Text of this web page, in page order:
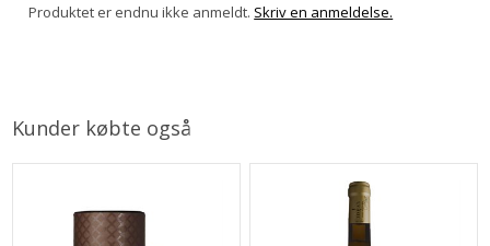
Produktet er endnu ikke anmeldt. Skriv en anmeldelse.
Kunder købte også